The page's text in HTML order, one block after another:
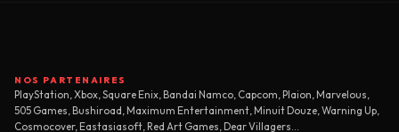
NOS PARTENAIRES
PlayStation, Xbox, Square Enix, Bandai Namco, Capcom, Plaion, Marvelous,
505 Games, Bushiroad, Maximum Entertainment, Minuit Douze, Warning Up,
Cosmocover, Eastasiasoft, Red Art Games, Dear Villagers...